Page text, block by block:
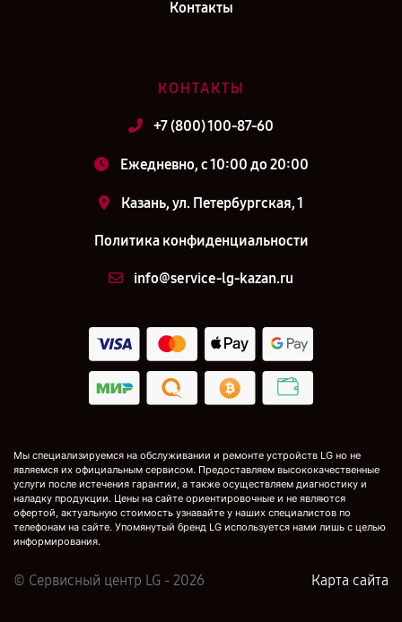
Контакты
КОНТАКТЫ
+7 (800) 100-87-60
Ежедневно, с 10:00 до 20:00
Казань, ул. Петербургская, 1
Политика конфиденциальности
info@service-lg-kazan.ru
Мы специализируемся на обслуживании и ремонте устройств LG но не
являемся их официальным сервисом. Предоставляем высококачественные
услуги после истечения гарантии, а также осуществляем диагностику и
наладку продукции. Цены на сайте ориентировочные и не являются
офертой, актуальную стоимость узнавайте у наших специалистов по
телефонам на сайте. Упомянутый бренд LG используется нами лишь с целью
информирования.
© Сервисный центр LG - 2026 Карта сайта